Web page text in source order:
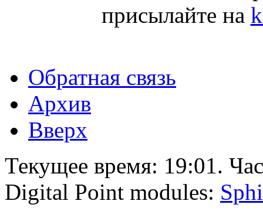
присылайте на
Обратная связь
Архив
Вверх
Текущее время: 19:01.
Digital Point modules: